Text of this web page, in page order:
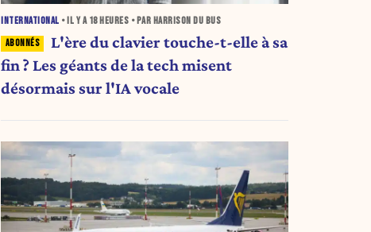
INTERNATIONAL • IL Y A 18 HEURES • PAR HARRISON DU BUS
L'ère du clavier touche-t-elle à sa
fin ? Les géants de la tech misent
désormais sur l'IA vocale